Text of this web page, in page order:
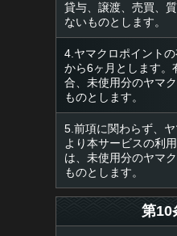
貸与、譲渡、売買、
ないものとします。
4.ヤマクロポイント
から6ヶ月とします。
合、未使用分のヤマ
ものとします。
5.前項に関わらず、
より本サービスの利
は、未使用分のヤマ
ものとします。
第10